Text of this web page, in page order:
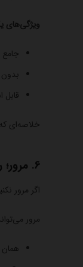
جامع
قابل
خلاصه‌ای
6. مرور؛ رمز ماندگاری مطالب
اگر مرور
مرور
همان